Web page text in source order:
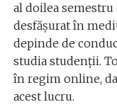
al doilea
desfășurat în
depinde de
studia studenții.
în regim online,
acest lucru.